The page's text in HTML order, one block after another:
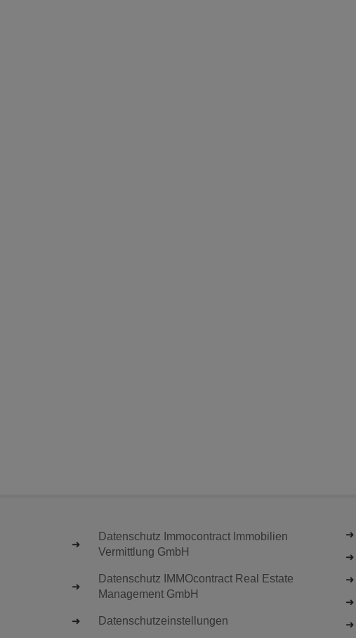
Datenschutz Immocontract Immobilien
Vermittlung GmbH
Datenschutz IMMOcontract Real Estate
Management GmbH
Datenschutzeinstellungen